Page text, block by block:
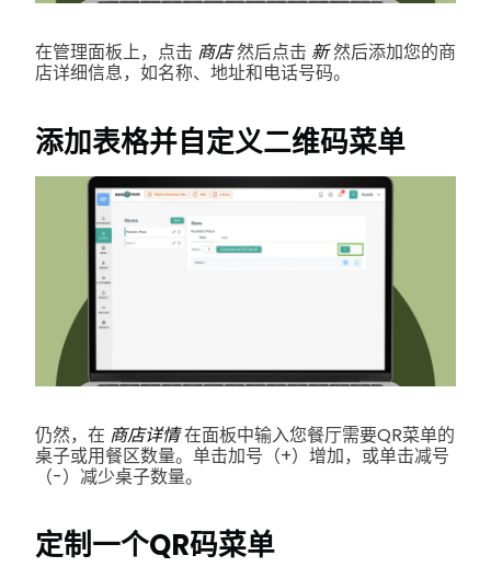
在管理面板上，点击 商店然后点击 新然后添加您的商
店详细信息，如名称、地址和电话号码。
添加表格并自定义二维码菜单
仍然，在 商店详情在面板中输入您餐厅需要QR菜单的
桌子或用餐区数量。单击加号（+）增加，或单击减号
（-）减少桌子数量。
定制一个QR码菜单